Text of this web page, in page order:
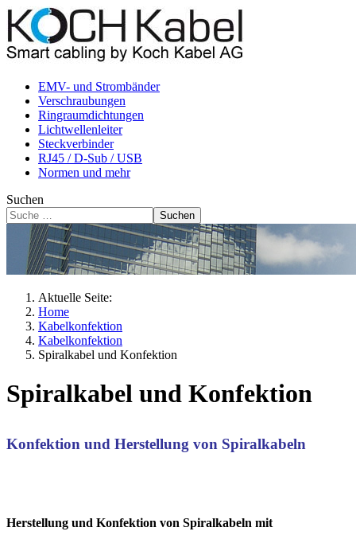
EMV- und Strombänder
Verschraubungen
Ringraumdichtungen
Lichtwellenleiter
Steckverbinder
RJ45 / D-Sub / USB
Normen und mehr
Suchen
Suchen
Aktuelle Seite:
Home
Kabelkonfektion
Kabelkonfektion
Spiralkabel und Konfektion
Spiralkabel und Konfektion
Konfektion und Herstellung von Spiralkabeln
Herstellung und Konfektion von Spiralkabeln mit